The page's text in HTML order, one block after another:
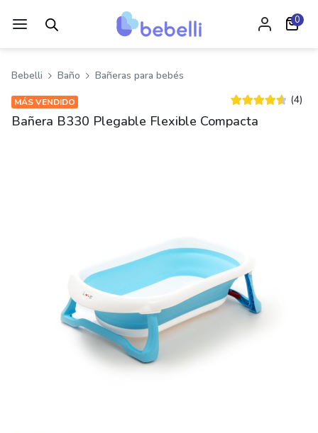
0
Bebelli Baño Bañeras para bebés
(4)
MÁS VENDIDO
Bañera B330 Plegable Flexible Compacta